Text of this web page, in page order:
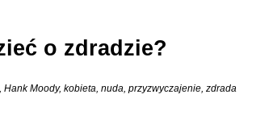
o zdradzie?
, Hank Moody, kobieta, nuda, przyzwyczajenie, zdrada